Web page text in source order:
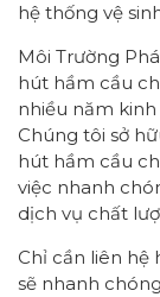
hệ thống vệ
Môi Trường
hút hầm cầu
nhiều năm
Chúng tôi sở
hút hầm cầu
việc nhanh
dịch vụ chất
Chỉ cần liên hệ
sẽ nhanh